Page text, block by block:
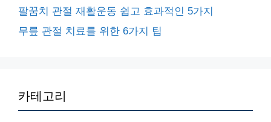
팔꿈치 관절 재활운동 쉽고 효과적인 5가지
무릎 관절 치료를 위한 6가지 팁
카테고리